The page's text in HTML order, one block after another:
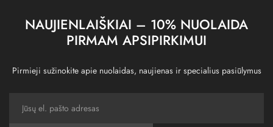
NAUJIENLAIŠKIAI – 10% NUOLAIDA
PIRMAM APSIPIRKIMUI
Pirmieji sužinokite apie nuolaidas, naujienas ir specialius pasiūlymus